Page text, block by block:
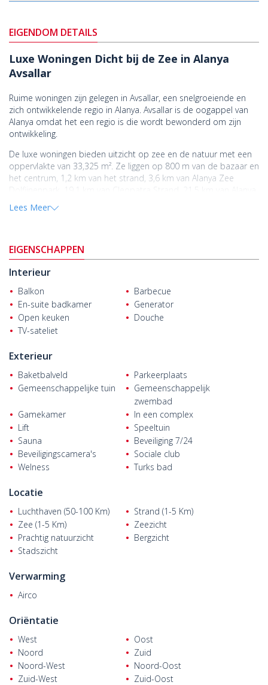
EIGENDOM DETAILS
Luxe Woningen Dicht bij de Zee in Alanya
Avsallar
Ruime woningen zijn gelegen in Avsallar, een snelgroeiende en
zich ontwikkelende regio in Alanya. Avsallar is de oogappel van
Alanya omdat het een regio is die wordt bewonderd om zijn
ontwikkeling.
De luxe woningen bieden uitzicht op zee en de natuur met een
oppervlakte van 33,325 m². Ze liggen op 800 m van de bazaar en
het centrum, 1,2 km van het strand, 3,6 km van Alanya Zee
Kasteel, 22,1 km van Kızılkule en 59,6 km van Gazipaşa
Luchthaven.
levensstandaard naar het hoogste niveau met zijn uitgebreide
sociale voorzieningen. Het biedt een zeer luxe gebied en brengt
u ook op het idee van beleggen.
Goed gelegen
woningen te koop in Alanyahebben verlaagde
plafonds, spotverlichting, afveegbare muren, keramische vloeren,
hoogwaardige productiebadkamers, keukenkasten en
aanrechten. De balkons van de woningen zijn van het moderne
moderne verlichtingssystemen aangebracht.
Lees Meer
EIGENSCHAPPEN
Interieur
Balkon
Barbecue
En-suite badkamer
Generator
Open keuken
Douche
TV-sateliet
Exterieur
Baketbalveld
Parkeerplaats
Gemeenschappelijke tuin
Gemeenschappelijk
zwembad
Gamekamer
In een complex
Lift
Speeltuin
Sauna
Beveiliging 7/24
Beveiligingscamera's
Sociale club
Welness
Turks bad
Locatie
Luchthaven (50-100 Km)
Strand (1-5 Km)
Zee (1-5 Km)
Zeezicht
Prachtig natuurzicht
Bergzicht
Stadszicht
Verwarming
Airco
Oriëntatie
West
Oost
Noord
Zuid
Noord-West
Noord-Oost
Zuid-West
Zuid-Oost